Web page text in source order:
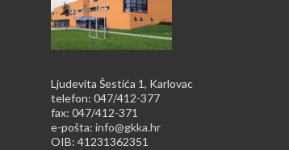
Ljudevita Šestića 1, Karlovac
telefon: 047/412-377
fax: 047/412-371
e-pošta: info@gkka.hr
OIB: 41231362351